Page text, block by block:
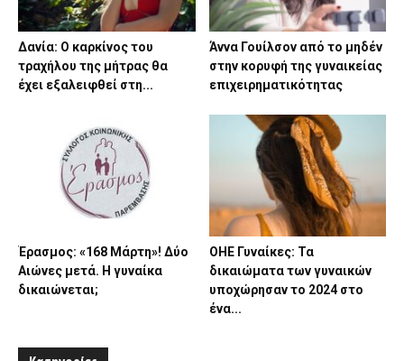
Δανία: Ο καρκίνος του
τραχήλου της μήτρας θα
έχει εξαλειφθεί στη...
Άννα Γουίλσον από το μηδέν
στην κορυφή της γυναικείας
επιχειρηματικότητας
Έρασμος: «168 Μάρτη»! Δύο
Αιώνες μετά. Η γυναίκα
δικαιώνεται;
ΟΗΕ Γυναίκες: Τα
δικαιώματα των γυναικών
υποχώρησαν το 2024 στο
ένα...